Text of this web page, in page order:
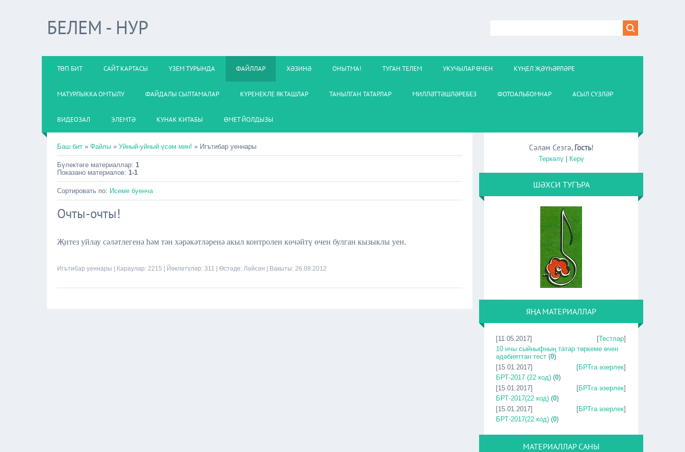
БЕЛЕМ - НУР
ТӨП БИТ САЙТ КАРТАСЫ ҮЗЕМ ТУРЫНДА ФАЙЛЛАР ХӘЗИНӘ ОНЫТМА! ТУГАН ТЕЛЕМ УКУЧЫЛАР ӨЧЕН КҮҢЕЛ ҖӘҮҺӘРЛӘРЕ
МАТУРЛЫККА ОМТЫЛУ ФАЙДАЛЫ СЫЛТАМАЛАР КҮРЕНЕКЛЕ ЯКТАШЛАР ТАНЫЛГАН ТАТАРЛАР МИЛЛӘТТӘШЛӘРЕБЕЗ ФОТОАЛЬБОМНАР АСЫЛ СҮЗЛӘР
ВИДЕОЗАЛ ЭЛЕМТӘ КУНАК КИТАБЫ ӨМЕТ ЙОЛДЫЗЫ
Баш бит » Файлы » Уйный-уйный үсәм мин! » Игътибар уеннары
Бүлектәге материаллар: 1
Показано материалов: 1-1
Сортировать по: Исеме буенча
Очты-очты!
Җитез уйлау сәләтлегенә һәм тән хәрәкәтләренә акыл контролен көчәйтү өчен булган кызыклы уен.
Игътибар уеннары | Караулар: 2215 | Йөкләтүләр: 311 | Өстәде: Ләйсән | Вакыты: 26.08.2012
Сәлам Сезгә, Гость!
Теркәлү| Керү
ШӘХСИ ТУГЪРА
ЯҢА МАТЕРИАЛЛАР
[11.05.2017] [Тестлар]
10 нчы сыйныфның татар төркеме өчен
әдәбияттан тест (0)
[15.01.2017]
[БРТга әзерлек]
БРТ-2017 (22 код) (0)
[15.01.2017]
[БРТга әзерлек]
БРТ-2017(22 код) (0)
[15.01.2017]
[БРТга әзерлек]
БРТ-2017(22 код) (0)
МАТЕРИАЛЛАР САНЫ